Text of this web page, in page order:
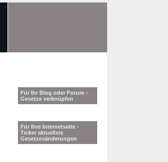
Für Ihr Blog oder Forum -
Gesetze verknüpfen
Für Ihre Internetseite -
Ticker aktuellste
Gesetzesänderungen